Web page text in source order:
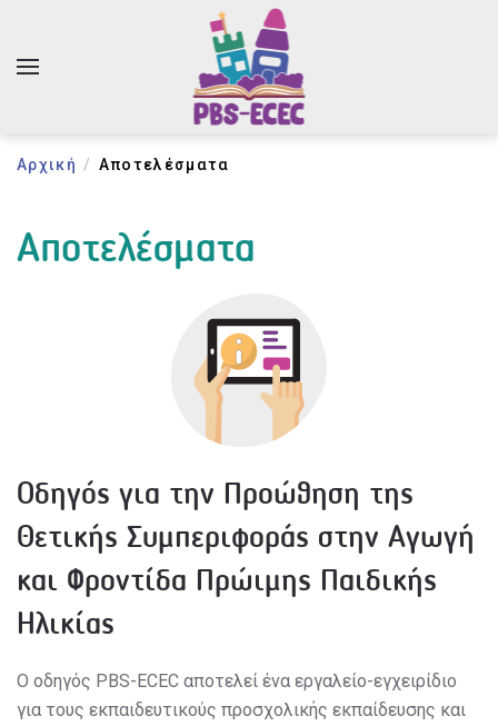
Αρχική Αποτελέσματα
Αποτελέσματα
Οδηγός για την Προώθηση της
Θετικής Συμπεριφοράς στην Αγωγή
και Φροντίδα Πρώιμης Παιδικής
Ηλικίας
Ο οδηγός PBS-ECEC αποτελεί ένα εργαλείο-εγχειρίδιο
για τους εκπαιδευτικούς προσχολικής εκπαίδευσης και